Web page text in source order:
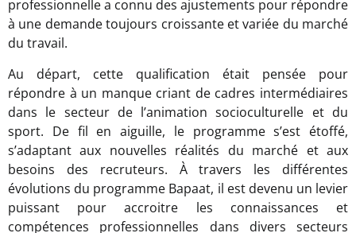
professionnelle a connu des ajustements pour répondre
à une demande toujours croissante et variée du marché
du travail.
Au départ, cette qualification était pensée pour
répondre à un manque criant de cadres intermédiaires
dans le secteur de l’animation socioculturelle et du
sport. De fil en aiguille, le programme s’est étoffé,
s’adaptant aux nouvelles réalités du marché et aux
besoins des recruteurs. À travers les différentes
évolutions du programme Bapaat, il est devenu un levier
puissant pour accroitre les connaissances et
compétences professionnelles dans divers secteurs